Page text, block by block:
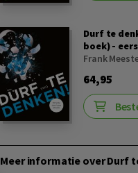
Durf te
boek) -
Frank
64,95
Meer informatie over Durf